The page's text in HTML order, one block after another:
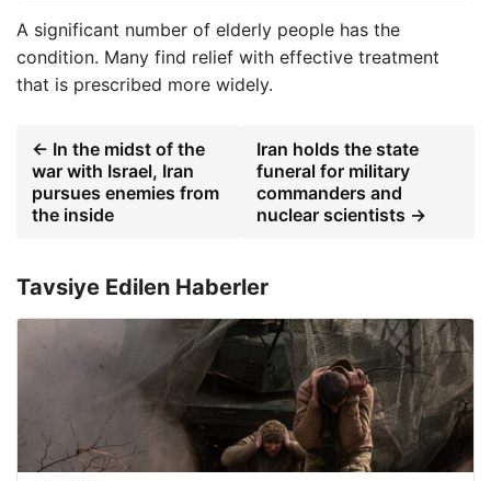
A significant number of elderly people has the
condition. Many find relief with effective treatment
that is prescribed more widely.
← In the midst of the
war with Israel, Iran
pursues enemies from
the inside
Iran holds the state
funeral for military
commanders and
nuclear scientists →
Tavsiye Edilen Haberler